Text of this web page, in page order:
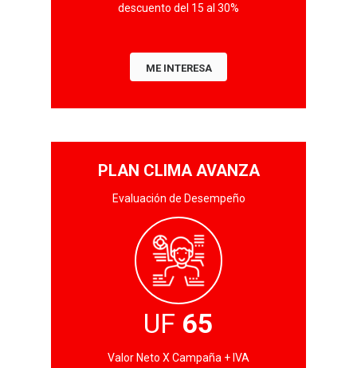
descuento del 15 al 30%
ME INTERESA
PLAN CLIMA AVANZA
Evaluación de Desempeño
UF 65
Valor Neto X Campaña + IVA